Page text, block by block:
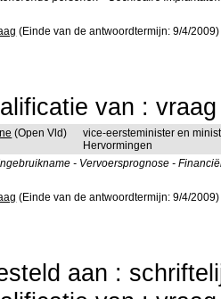
(Einde van de antwoordtermijn: 9/4/2009)
van :
(Open Vld)
vice-eersteminister en
Hervormingen
- Vervoersprognose -
(Einde van de antwoordtermijn: 9/4/2009)
aan :